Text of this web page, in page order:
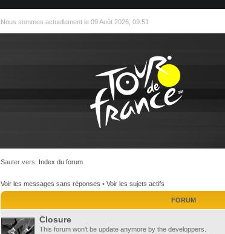
Nous sommes actuellement le 09 Août 2026, 09:51
Sauter vers: Index du forum
Voir les messages sans réponses • Voir les sujets actifs
FORUM
Closure
This forum won't be update anymore by the developpers.